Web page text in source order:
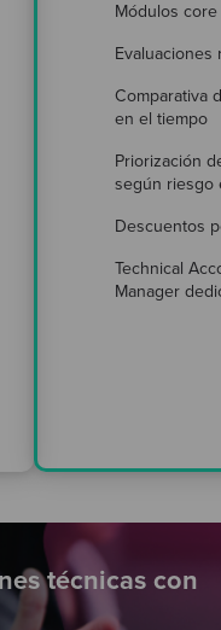
Módulos core
Evaluaciones
Comparativa
en el tiempo
Priorización
según riesgo
Descuentos
Technical
Manager
técnicas con